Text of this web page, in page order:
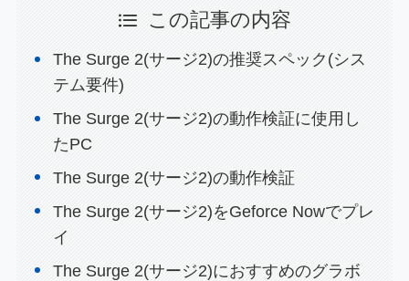
この記事の内容
The Surge 2(サージ2)の推奨スペック(シス
テム要件)
The Surge 2(サージ2)の動作検証に使用し
たPC
The Surge 2(サージ2)の動作検証
The Surge 2(サージ2)をGeforce Nowでプレ
イ
The Surge 2(サージ2)におすすめのグラボ